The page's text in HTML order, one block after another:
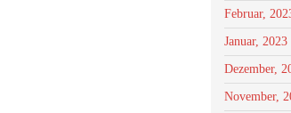
Februar,
Januar, 2023
Dezember,
November,